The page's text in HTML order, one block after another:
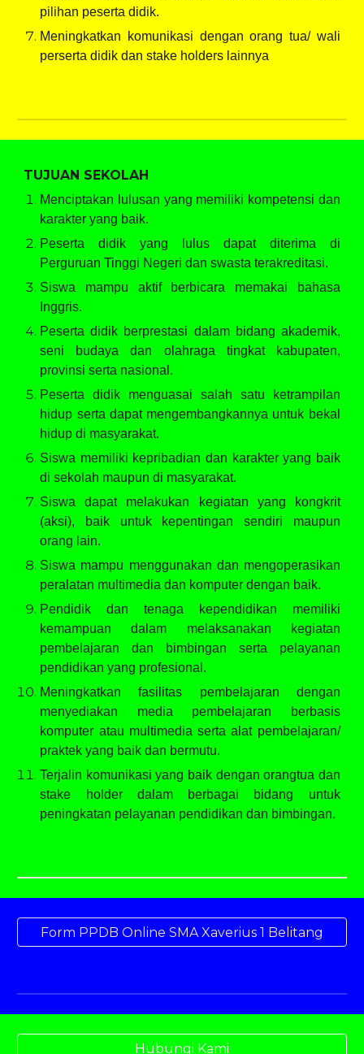
pilihan peserta didik.
Meningkatkan komunikasi dengan orang tua/ wali
perserta didik dan stake holders lainnya
TUJUAN SEKOLAH
Menciptakan lulusan yang memiliki kompetensi dan
karakter yang baik.
Peserta didik yang lulus dapat diterima di
Perguruan Tinggi Negeri dan swasta terakreditasi.
Siswa mampu aktif berbicara memakai bahasa
Inggris.
Peserta didik berprestasi dalam bidang akademik,
seni budaya dan olahraga tingkat kabupaten,
provinsi serta nasional.
Peserta didik menguasai salah satu ketrampilan
hidup serta dapat mengembangkannya untuk bekal
hidup di masyarakat.
Siswa memiliki kepribadian dan karakter yang baik
di sekolah maupun di masyarakat.
Siswa dapat melakukan kegiatan yang kongkrit
(aksi), baik untuk kepentingan sendiri maupun
orang lain.
Siswa mampu menggunakan dan mengoperasikan
peralatan multimedia dan komputer dengan baik.
Pendidik dan tenaga kependidikan memiliki
kemampuan dalam melaksanakan kegiatan
pembelajaran dan bimbingan serta pelayanan
pendidikan yang profesional.
Meningkatkan fasilitas pembelajaran dengan
menyediakan media pembelajaran berbasis
komputer atau multimedia serta alat pembelajaran/
praktek yang baik dan bermutu.
Terjalin komunikasi yang baik dengan orangtua dan
stake holder dalam berbagai bidang untuk
peningkatan pelayanan pendidikan dan bimbingan.
Form PPDB Online SMA Xaverius 1 Belitang
Hubungi Kami